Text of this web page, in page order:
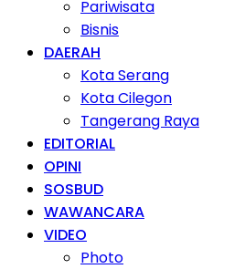
Pariwisata
Bisnis
DAERAH
Kota Serang
Kota Cilegon
Tangerang Raya
EDITORIAL
OPINI
SOSBUD
WAWANCARA
VIDEO
Photo